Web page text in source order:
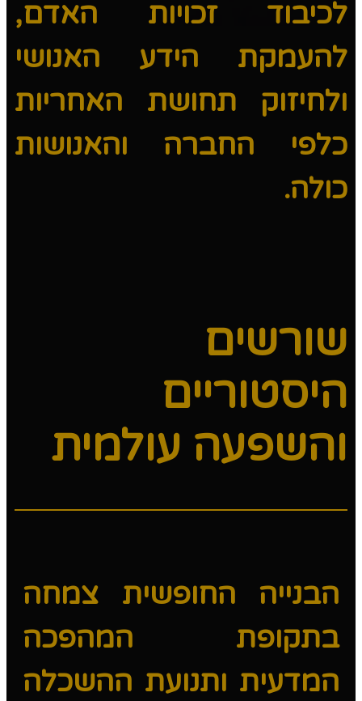
לכיבוד זכויות האדם,
להעמקת הידע האנושי
ולחיזוק תחושת האחריות
כלפי החברה והאנושות
כולה.
שורשים
היסטוריים
והשפעה עולמית
הבנייה החופשית צמחה
בתקופת המהפכה
המדעית ותנועת ההשכלה